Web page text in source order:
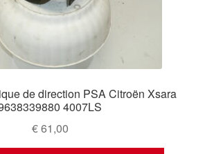
de direction PSA Citroën Xsara
4007LS
€61,00